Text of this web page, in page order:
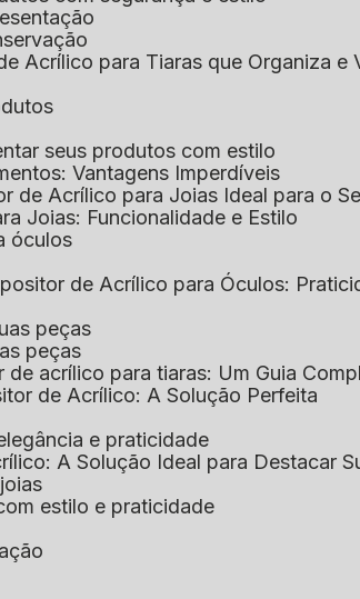
Acrílico para Tiaras que Organiza e
seus produtos com estilo
Vantagens Imperdíveis
de Acrílico para Joias Ideal para o
Joias: Funcionalidade e Estilo
óculos
de Acrílico para Óculos:
peças
peças
de acrílico para tiaras: Um Guia
de Acrílico: A Solução Perfeita
e praticidade
A Solução Ideal para Destacar
estilo e praticidade